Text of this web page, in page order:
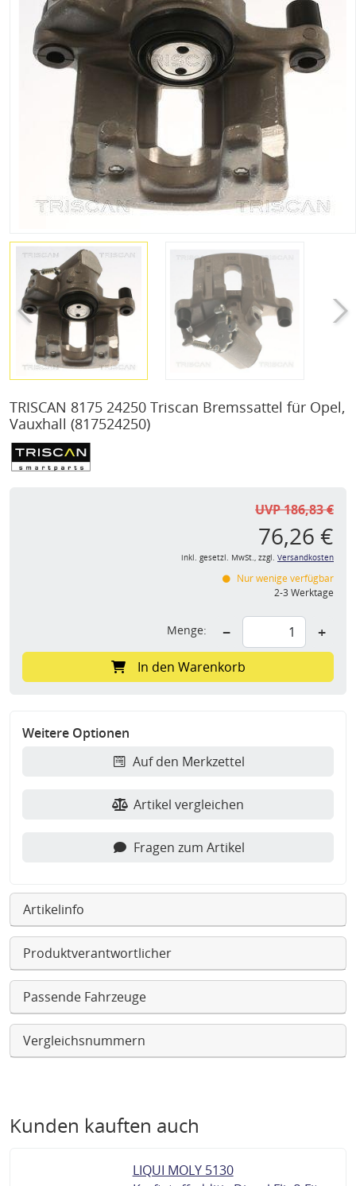
TRISCAN 8175 24250 Triscan Bremssattel für Opel,
Vauxhall (817524250)
UVP 186,83 €
76,26 €
inkl. gesetzl. MwSt., zzgl. Versandkosten
Nur wenige verfügbar
2-3 Werktage
Menge: − +
In den Warenkorb
Weitere Optionen
Auf den Merkzettel
Artikel vergleichen
Fragen zum Artikel
Artikelinfo
Produktverantwortlicher
Passende Fahrzeuge
Vergleichsnummern
Kunden kauften auch
LIQUI MOLY 5130